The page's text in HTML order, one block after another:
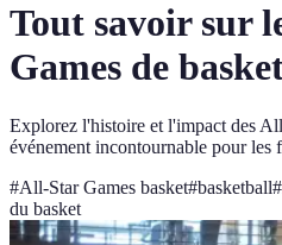
Tout savoir sur
Games de
Explorez l'histoire et l'impact des
événement incontournable pour les
#All-Star Games basket#basketball#
du basket